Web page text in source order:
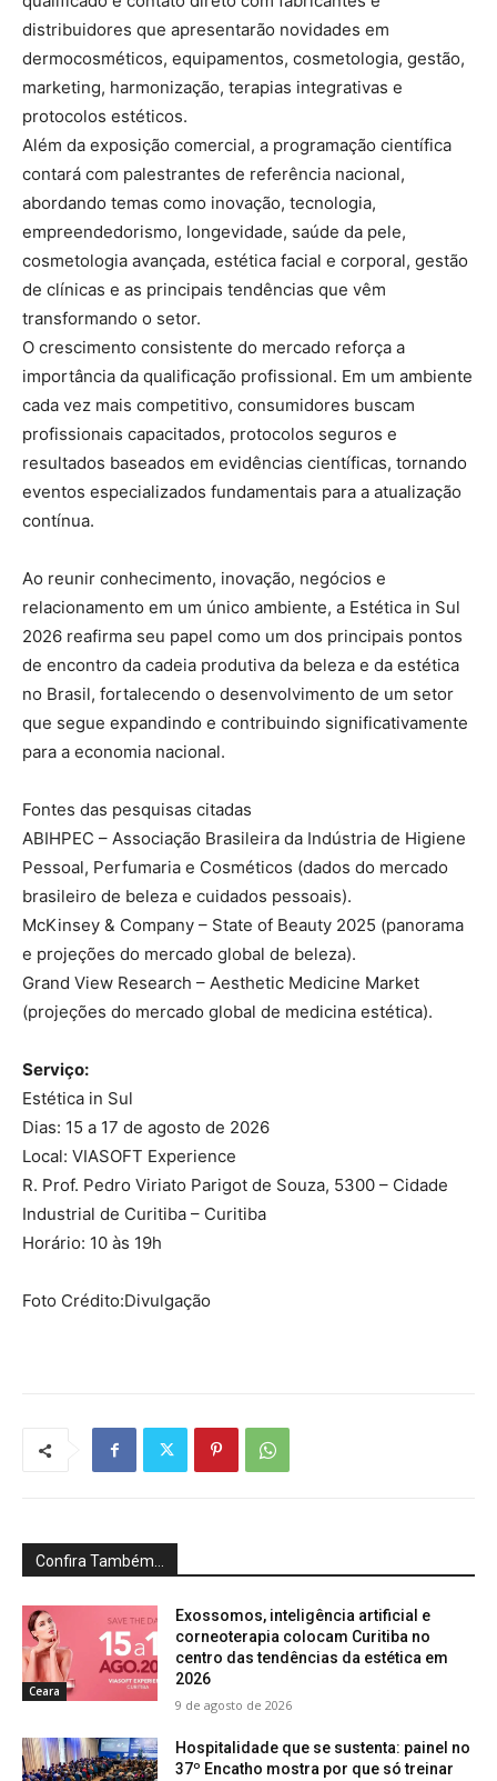
distribuidores que apresentarão novidades em
dermocosméticos, equipamentos, cosmetologia, gestão,
marketing, harmonização, terapias integrativas e
protocolos estéticos.
Além da exposição comercial, a programação científica
contará com palestrantes de referência nacional,
abordando temas como inovação, tecnologia,
empreendedorismo, longevidade, saúde da pele,
cosmetologia avançada, estética facial e corporal, gestão
de clínicas e as principais tendências que vêm
transformando o setor.
O crescimento consistente do mercado reforça a
importância da qualificação profissional. Em um ambiente
cada vez mais competitivo, consumidores buscam
profissionais capacitados, protocolos seguros e
resultados baseados em evidências científicas, tornando
eventos especializados fundamentais para a atualização
contínua.
Ao reunir conhecimento, inovação, negócios e
relacionamento em um único ambiente, a Estética in Sul
2026 reafirma seu papel como um dos principais pontos
de encontro da cadeia produtiva da beleza e da estética
no Brasil, fortalecendo o desenvolvimento de um setor
que segue expandindo e contribuindo significativamente
para a economia nacional.
Fontes das pesquisas citadas
ABIHPEC – Associação Brasileira da Indústria de Higiene
Pessoal, Perfumaria e Cosméticos (dados do mercado
brasileiro de beleza e cuidados pessoais).
McKinsey & Company – State of Beauty 2025 (panorama
e projeções do mercado global de beleza).
Grand View Research – Aesthetic Medicine Market
(projeções do mercado global de medicina estética).
Serviço:
Estética in Sul
Dias: 15 a 17 de agosto de 2026
Local: VIASOFT Experience
R. Prof. Pedro Viriato Parigot de Souza, 5300 – Cidade
Industrial de Curitiba – Curitiba
Horário: 10 às 19h
Foto Crédito:Divulgação
Confira Também...
Ceara
Exossomos, inteligência artificial e
corneoterapia colocam Curitiba no
centro das tendências da estética em
2026
9 de agosto de 2026
Hospitalidade que se sustenta: painel no
37º Encatho mostra por que só treinar